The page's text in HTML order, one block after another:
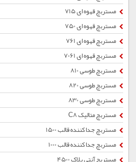
مستربچ قهوه ای 715
مستربچ قهوه ای 750
مستربچ قهوه ای 761
مستربچ قهوه ای 7061
مستربچ طوسی 810
مستربچ طوسی 820
مستربچ طوسی 830
مستربچ متالیک C8
مستربچ جداکننده قالب 1500
مستربچ جداکننده قالب 1000